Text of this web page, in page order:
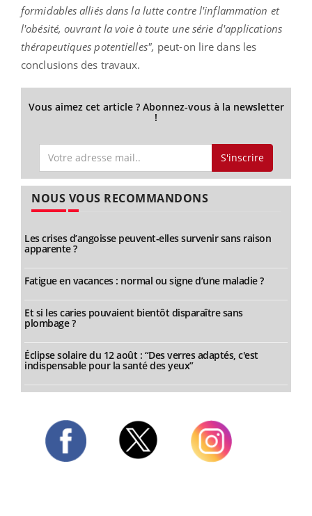
formidables alliés dans la lutte contre l'inflammation et
l'obésité, ouvrant la voie à toute une série d'applications
thérapeutiques potentielles", peut-on lire dans les
conclusions des travaux.
Vous aimez cet article ? Abonnez-vous à la newsletter
!
S'inscrire
NOUS VOUS RECOMMANDONS
Les crises d’angoisse peuvent-elles survenir sans raison
apparente ?
Fatigue en vacances : normal ou signe d’une maladie ?
Et si les caries pouvaient bientôt disparaître sans
plombage ?
Éclipse solaire du 12 août : “Des verres adaptés, c'est
indispensable pour la santé des yeux”